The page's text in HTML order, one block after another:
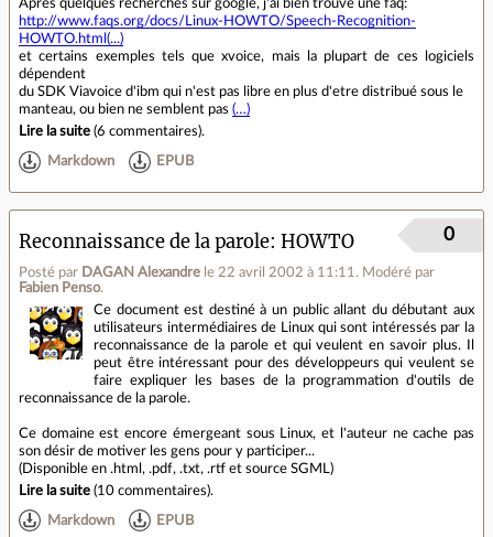
Après quelques recherches sur google, j'ai bien trouvé une faq:
http://www.faqs.org/docs/Linux-HOWTO/Speech-Recognition-
HOWTO.html(...)
et certains exemples tels que xvoice, mais la plupart de ces logiciels
dépendent
du SDK Viavoice d'ibm qui n'est pas libre en plus d'etre distribué sous le
manteau, ou bien ne semblent pas (…)
Lire la suite (6 commentaires).
Markdown EPUB
Reconnaissance de la parole: HOWTO
Posté par DAGAN Alexandre le 22 avril 2002 à 11:11 . Modéré par
Fabien Penso.
0
Ce document est destiné à un public allant du débutant aux
utilisateurs intermédiaires de Linux qui sont intéressés par la
reconnaissance de la parole et qui veulent en savoir plus. Il
peut être intéressant pour des développeurs qui veulent se
faire expliquer les bases de la programmation d'outils de
reconnaissance de la parole.
Ce domaine est encore émergeant sous Linux, et l'auteur ne cache pas
son désir de motiver les gens pour y participer...
(Disponible en .html, .pdf, .txt, .rtf et source SGML)
Lire la suite (10 commentaires).
Markdown EPUB